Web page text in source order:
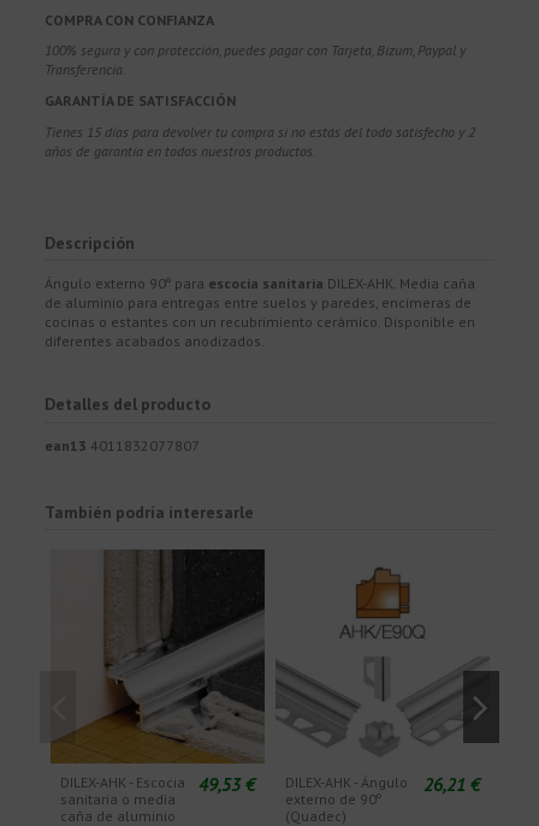
COMPRA CON CONFIANZA
100% segura y con protección, puedes pagar con Tarjeta, Bizum, Paypal y
Transferencia.
GARANTÍA DE SATISFACCIÓN
Tienes 15 días para devolver tu compra si no estás del todo satisfecho y 2
años de garantía en todos nuestros productos.
Descripción
Ángulo externo 90º para escocia sanitaria DILEX-AHK. Media caña
de aluminio para entregas entre suelos y paredes, encimeras de
cocinas o estantes con un recubrimiento cerámico. Disponible en
diferentes acabados anodizados.
Detalles del producto
ean13 4011832077807
También podría interesarle
DILEX-AHK - Escocia
sanitaria o media
caña de aluminio
49,53 €
DILEX-AHK - Ángulo
externo de 90º
(Quadec)
26,21 €